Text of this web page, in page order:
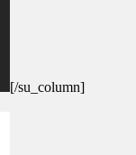
[/su_column]